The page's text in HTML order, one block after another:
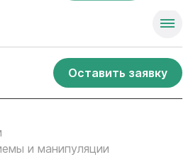
Оставить заявку
и манипуляции